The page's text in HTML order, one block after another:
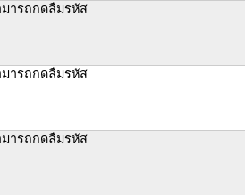
ารถกดลืมรหัส
ารถกดลืมรหัส
ารถกดลืมรหัส